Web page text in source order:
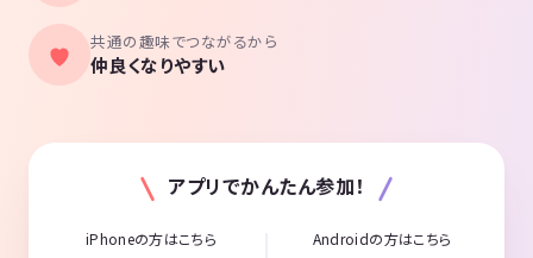
共通の趣味でつながるから
仲良くなりやすい
アプリでかんたん参加！
iPhoneの方はこちら Androidの方はこちら